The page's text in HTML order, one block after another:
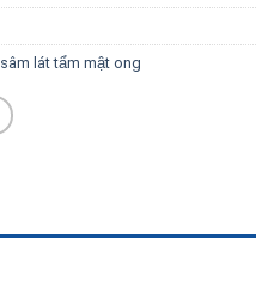
sâm lát tẩm mật ong